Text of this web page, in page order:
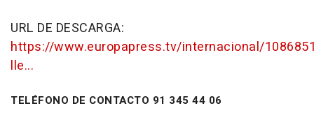
URL DE DESCARGA:
https://www.europapress.tv/internacional/
lle...
TELÉFONO DE CONTACTO 91 345 44 06